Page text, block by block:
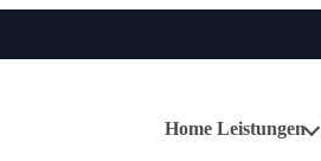
Home Leistungen